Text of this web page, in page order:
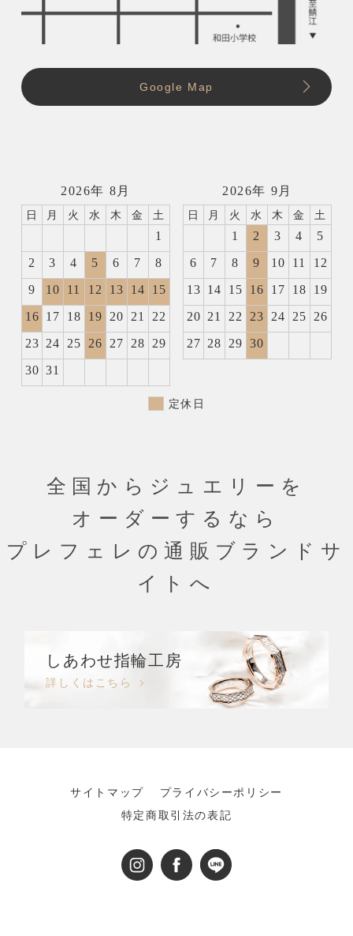
Google Map
2026年 8月
日 月 火 水 木 金 土
1
2
3 4 5 6 7
8
9
10 11 12 13 14
15
16 17 18 19 20 21
22
23 24 25 26 27 28
29
30 31
2026年 9月
日 月 火 水 木 金 土
1 2 3 4
5
6
7 8 9 10 11
12
13 14 15 16 17 18
19
20 21 22 23 24 25
26
27 28 29 30
定休日
全国からジュエリーを
オーダーするなら
プレフェレの通販ブランドサ
イトへ
しあわせ指輪工房
詳しくはこちら
サイトマップ
プライバシーポリシー
特定商取引法の表記